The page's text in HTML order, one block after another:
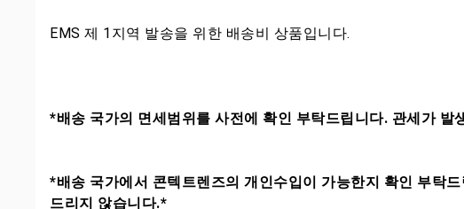
EMS 제 1지역 발송을 위한 배송비 상품입니다.
*배송 국가의 면세범위를 사전에 확인 부탁드립니다. 관세가 발
*배송 국가에서 콘텍트렌즈의 개인수입이 가능한지 확인 부탁
드리지 않습니다.*